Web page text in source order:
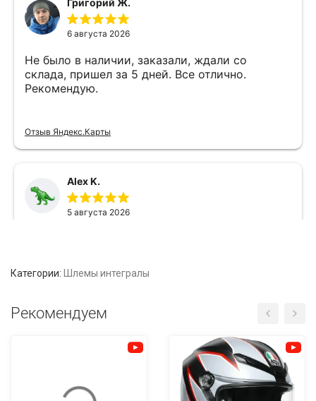
Категории: Шлемы интегралы
Рекомендуем